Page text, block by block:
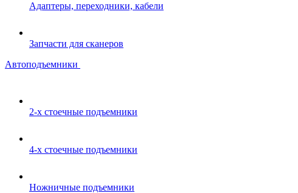
Адаптеры, переходники, кабели
Запчасти для сканеров
Автоподъемники
2-х стоечные подъемники
4-х стоечные подъемники
Ножничные подъемники